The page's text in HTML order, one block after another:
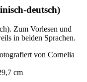
deutsch)
Zum Vorlesen und
in beiden Sprachen.
von Cornelia
cm